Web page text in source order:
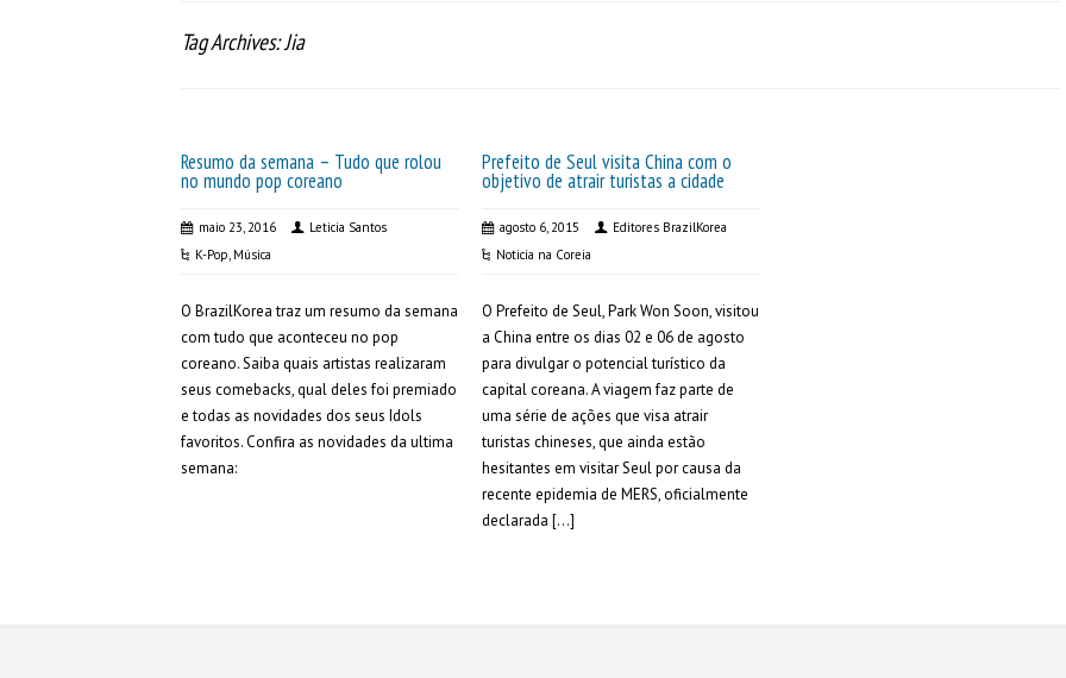
Tag Archives: Jia
Resumo da semana – Tudo que rolou
no mundo pop coreano
maio 23, 2016
Leticia Santos
K-Pop, Música
O BrazilKorea traz um resumo da semana
com tudo que aconteceu no pop
coreano. Saiba quais artistas realizaram
seus comebacks, qual deles foi premiado
e todas as novidades dos seus Idols
favoritos. Confira as novidades da ultima
semana:
Prefeito de Seul visita China com o
objetivo de atrair turistas a cidade
agosto 6, 2015
Editores BrazilKorea
Noticia na Coreia
O Prefeito de Seul, Park Won Soon, visitou
a China entre os dias 02 e 06 de agosto
para divulgar o potencial turístico da
capital coreana. A viagem faz parte de
uma série de ações que visa atrair
turistas chineses, que ainda estão
hesitantes em visitar Seul por causa da
recente epidemia de MERS, oficialmente
declarada […]